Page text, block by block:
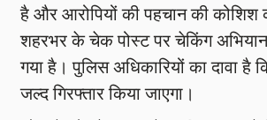
है और आरोपियों की पहचान की कोशिश
शहरभर के चेक पोस्ट पर चेकिंग
गया है। पुलिस अधिकारियों का दावा है
जल्द गिरफ्तार किया जाएगा।